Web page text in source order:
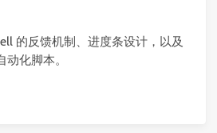
的反馈机制、进度条设计，以及
化脚本。